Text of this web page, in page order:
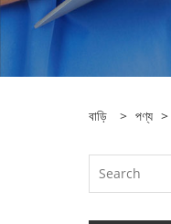
বাড়ি > পণ্য >